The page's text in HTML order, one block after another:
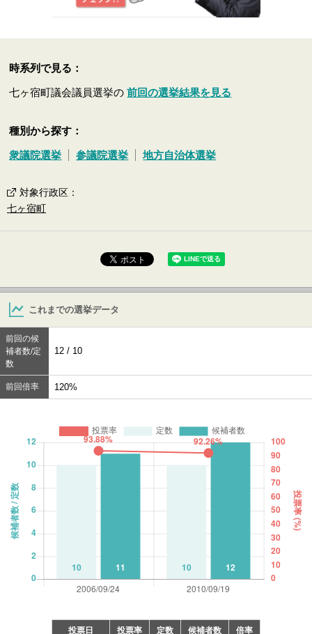
時系列で見る：
七ヶ宿町議会議員選挙の前回の選挙結果を見る
種別から探す：
衆議院選挙 参議院選挙 地方自治体選挙
対象行政区 ：
七ヶ宿町
これまでの選挙データ
前回の候
補者数/定
数
12 / 10
前回倍率 120%
投票日 投票率 定数 候補者数 倍率